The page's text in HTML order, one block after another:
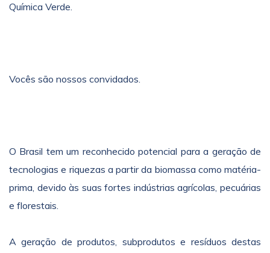
Química Verde.
Vocês são nossos convidados.
O Brasil tem um reconhecido potencial para a geração de
tecnologias e riquezas a partir da biomassa como matéria-
prima, devido às suas fortes indústrias agrícolas, pecuárias
e florestais.
A geração de produtos, subprodutos e resíduos destas